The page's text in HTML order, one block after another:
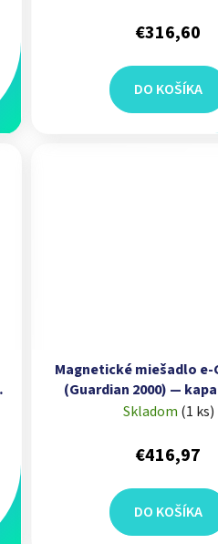
€316,60
DO KOŠÍKA
Magnetické miešadlo
(Guardian 2000) —
keramicko-
Skladom (1 ks)
€416,97
DO KOŠÍKA